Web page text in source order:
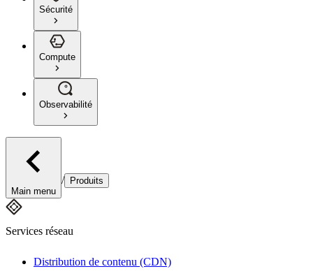
Sécurité
Compute
Observabilité
Main menu
/ Produits
Services réseau
Distribution de contenu (CDN)